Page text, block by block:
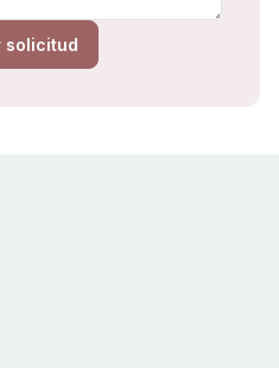
solicitud